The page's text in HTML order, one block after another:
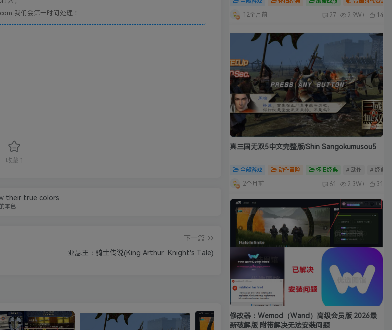
我们会第一时间处理！
收藏 1
their true colors.
本色
下一篇
亚瑟王：骑士传说(King Arthur: Knight's Tale)
全部游戏 怀旧经典 策略战旗 帝国时代资源
12个月前 27 2.9W+ 14
真三国无双5中文完整版/Shin Sangokumusou5
全部游戏 动作冒险 怀旧经典 # 动作 # 经典
2个月前 61 2.3W+ 31
修改器：Wemod（Wand）高级会员版 2026最
新破解版 附带解决无法安装问题